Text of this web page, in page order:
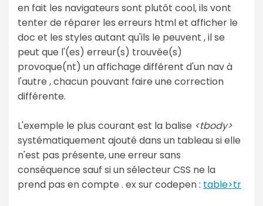
en fait les navigateurs sont plutôt cool, ils vont
tenter de réparer les erreurs html et afficher le
doc et les styles autant qu'ils le peuvent , il se
peut que l'(es) erreur(s) trouvée(s)
provoque(nt) un affichage différent d'un nav à
l'autre , chacun pouvant faire une correction
différente.
L'exemple le plus courant est la balise <tbody>
systématiquement ajouté dans un tableau si elle
n'est pas présente, une erreur sans
conséquence sauf si un sélecteur CSS ne la
prend pas en compte . ex sur codepen : table>tr